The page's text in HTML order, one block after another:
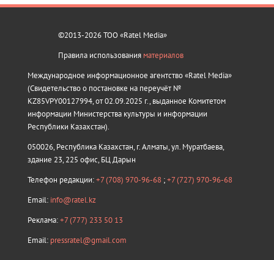
©2013-2026 ТОО «Ratel Media»
Правила использования материалов
Международное информационное агентство «Ratel Media»
(Свидетельство о постановке на переучёт №
KZ85VPY00127994, от 02.09.2025 г., выданное Комитетом
информации Министерства культуры и информации
Республики Казахстан).
050026, Республика Казахстан, г. Алматы, ул. Муратбаева,
здание 23, 225 офис, БЦ Дарын
Телефон редакции:+7 (708) 970-96-68 ;+7 (727) 970-96-68
Email: info@ratel.kz
Реклама:+7 (777) 233 50 13
Email: pressratel@gmail.com